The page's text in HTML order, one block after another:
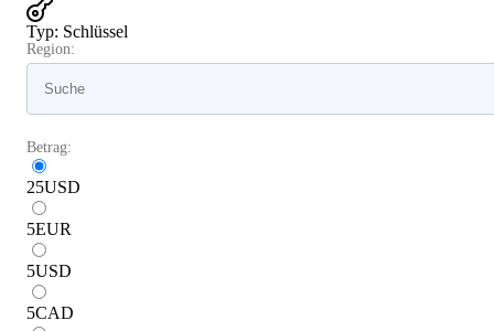
Typ: Schlüssel
Region:
Betrag:
25USD
5EUR
5USD
5CAD